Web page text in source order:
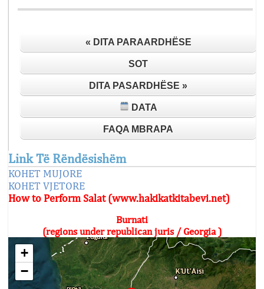
« DITA PARAARDHËSE
SOT
DITA PASARDHËSE »
DATA
FAQA MBRAPA
Link Të Rëndësishëm
KOHET MUJORE
KOHET VJETORE
How to Perform Salat (www.hakikatkitabevi.net)
Burnati
(regions under republican juris / Georgia )
+
−